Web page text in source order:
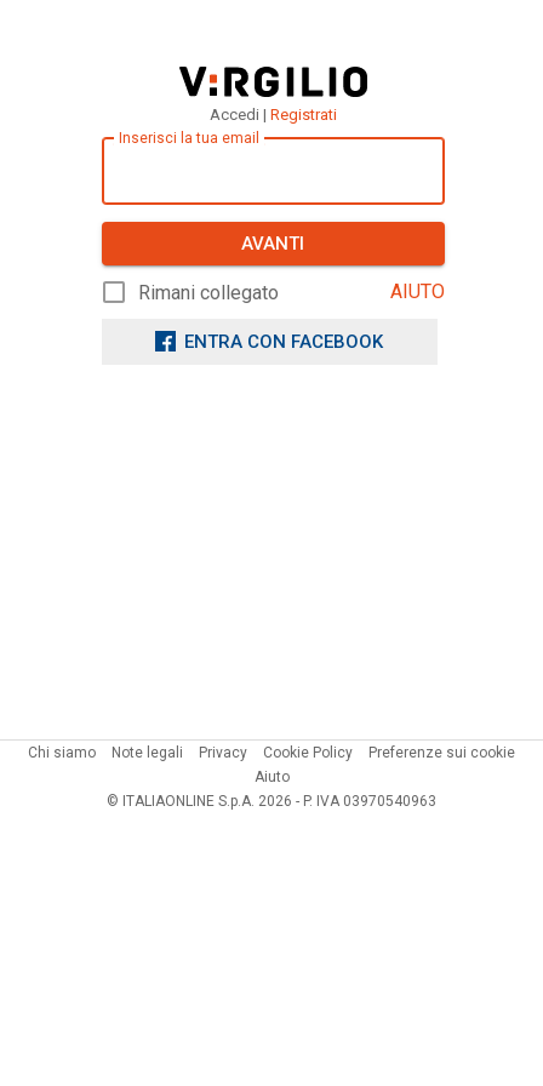
Accedi | Registrati
Inserisci la tua email
AVANTI
Rimani collegato AIUTO
ENTRA CON FACEBOOK
Chi siamo Note legali Privacy Cookie Policy
Preferenze sui cookie
Aiuto
© ITALIAONLINE S.p.A. 2026 - P. IVA 03970540963